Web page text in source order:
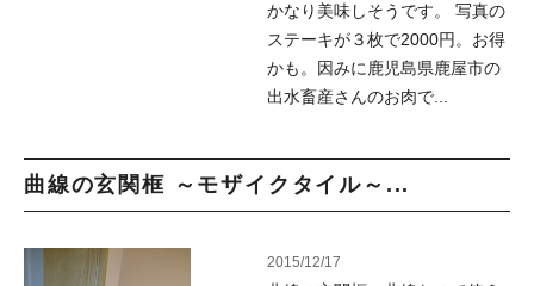
かなり美味しそうです。 写真の
ステーキが３枚で2000円。お得
かも。因みに鹿児島県鹿屋市の
出水畜産さんのお肉で...
曲線の玄関框 ～モザイクタイル～...
2015/12/17